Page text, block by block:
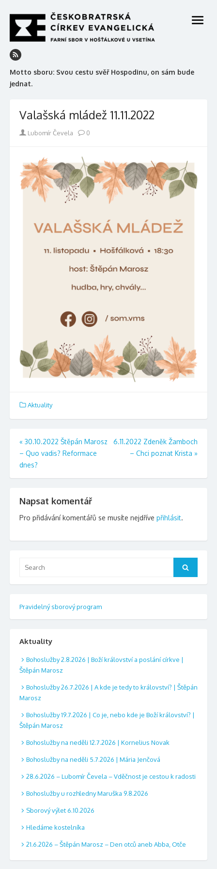
to
content
Motto sboru: Svou cestu svěř Hospodinu, on sám bude
jednat.
open
Valašská mládež 11.11.2022
Author
Lubomír Čevela 0
Aktuality
Navigace
pro
příspěvek
« 30.10.2022 Štěpán Marosz
– Quo vadis? Reformace
dnes?
6.11.2022 Zdeněk Žamboch
– Chci poznat Krista »
Napsat komentář
Pro přidávání komentářů se musíte nejdříve přihlásit.
Search
Pravidelný sborový program
Aktuality
Bohoslužby 2.8.2026 | Boží království a poslání církve |
Štěpán Marosz
Bohoslužby 26.7.2026 | A kde je tedy to království? | Štěpán
Marosz
Bohoslužby 19.7.2026 | Co je, nebo kde je Boží království? |
Štěpán Marosz
Bohoslužby na neděli 12.7.2026 | Kornelius Novak
Bohoslužby na neděli 5.7.2026 | Mária Jenčová
28.6.2026 – Lubomír Čevela – Vděčnost je cestou k radosti
Bohoslužby u rozhledny Maruška 9.8.2026
Sborový výlet 6.10.2026
Hledáme kostelníka
21.6.2026 – Štěpán Marosz – Den otců aneb Abba, Otče